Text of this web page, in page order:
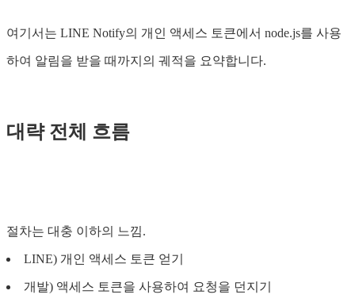
여기서는 LINE Notify의 개인 액세스 토큰에서 node.js를 사용
하여 알림을 받을 때까지의 궤적을 요약합니다.
대략 전체 흐름
절차는 대충 이하의 느낌.
LINE) 개인 액세스 토큰 얻기
개발) 액세스 토큰을 사용하여 요청을 던지기